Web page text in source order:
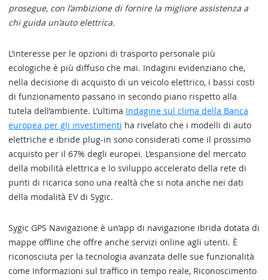
prosegue, con l’ambizione di fornire la migliore assistenza a
chi guida un’auto elettrica.
L’interesse per le opzioni di trasporto personale più
ecologiche è più diffuso che mai. Indagini evidenziano che,
nella decisione di acquisto di un veicolo elettrico, i bassi costi
di funzionamento passano in secondo piano rispetto alla
tutela dell’ambiente. L’ultima Indagine sul clima della Banca
europea per gli investimenti ha rivelato che i modelli di auto
elettriche e ibride plug-in sono considerati come il prossimo
acquisto per il 67% degli europei. L’espansione del mercato
della mobilità elettrica e lo sviluppo accelerato della rete di
punti di ricarica sono una realtà che si nota anche nei dati
della modalità EV di Sygic.
Sygic GPS Navigazione è un’app di navigazione ibrida dotata di
mappe offline che offre anche servizi online agli utenti. È
riconosciuta per la tecnologia avanzata delle sue funzionalità
come Informazioni sul traffico in tempo reale, Riconoscimento